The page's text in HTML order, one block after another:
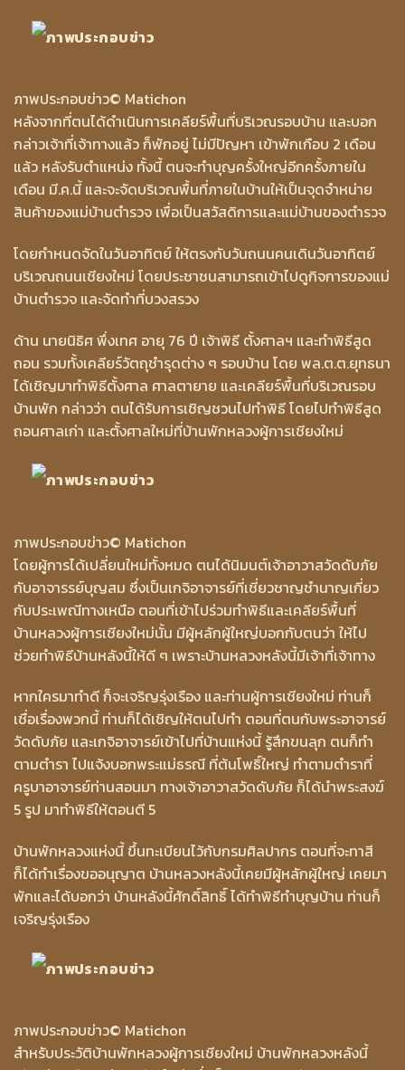
ภาพประกอบข่าว© Matichon
หลังจากที่ตนได้ดำเนินการเคลียร์พื้นที่บริเวณรอบบ้าน และบอก
กล่าวเจ้าที่เจ้าทางแล้ว ก็พักอยู่ ไม่มีปัญหา เข้าพักเกือบ 2 เดือน
แล้ว หลังรับตำแหน่ง ทั้งนี้ ตนจะทำบุญครั้งใหญ่อีกครั้งภายใน
เดือน มี.ค.นี้ และจะจัดบริเวณพื้นที่ภายในบ้านให้เป็นจุดจำหน่าย
สินค้าของแม่บ้านตำรวจ เพื่อเป็นสวัสดิการและแม่บ้านของตำรวจ
โดยกำหนดจัดในวันอาทิตย์ ให้ตรงกับวันถนนคนเดินวันอาทิตย์
บริเวณถนนเชียงใหม่ โดยประชาชนสามารถเข้าไปดูกิจการของแม่
บ้านตำรวจ และจัดทำที่บวงสรวง
ด้าน นายนิธิศ พึ่งเทศ อายุ 76 ปี เจ้าพิธี ตั้งศาลฯ และทำพิธีสูด
ถอน รวมทั้งเคลียร์วัตถุชำรุดต่าง ๆ รอบบ้าน โดย พล.ต.ต.ยุทธนา
ได้เชิญมาทำพิธีตั้งศาล ศาลตายาย และเคลียร์พื้นที่บริเวณรอบ
บ้านพัก กล่าวว่า ตนได้รับการเชิญชวนไปทำพิธี โดยไปทำพิธีสูด
ถอนศาลเก่า และตั้งศาลใหม่ที่บ้านพักหลวงผู้การเชียงใหม่
ภาพประกอบข่าว© Matichon
โดยผู้การได้เปลี่ยนใหม่ทั้งหมด ตนได้นิมนต์เจ้าอาวาสวัดดับภัย
กับอาจารรย์บุญสม ซึ่งเป็นเกจิอาจารย์ที่เชี่ยวชาญชำนาญเกี่ยว
กับประเพณีทางเหนือ ตอนที่เข้าไปร่วมทำพิธีและเคลียร์พื้นที่
บ้านหลวงผู้การเชียงใหม่นั้น มีผู้หลักผู้ใหญ่บอกกับตนว่า ให้ไป
ช่วยทำพิธีบ้านหลังนี้ให้ดี ๆ เพราะบ้านหลวงหลังนี้มีเจ้าที่เจ้าทาง
หากใครมาทำดี ก็จะเจริญรุ่งเรือง และท่านผู้การเชียงใหม่ ท่านก็
เชื่อเรื่องพวกนี้ ท่านก็ได้เชิญให้ตนไปทำ ตอนที่ตนกับพระอาจารย์
วัดดับภัย และเกจิอาจารย์เข้าไปที่บ้านแห่งนี้ รู้สึกขนลุก ตนก็ทำ
ตามตำรา ไปแจ้งบอกพระแม่ธรณี ที่ต้นโพธิ์ใหญ่ ทำตามตำราที่
ครูบาอาจารย์ท่านสอนมา ทางเจ้าอาวาสวัดดับภัย ก็ได้นำพระสงฆ์
5 รูป มาทำพิธีให้ตอนตี 5
บ้านพักหลวงแห่งนี้ ขึ้นทะเบียนไว้กับกรมศิลปากร ตอนที่จะทาสี
ก็ได้ทำเรื่องขออนุญาต บ้านหลวงหลังนี้เคยมีผู้หลักผู้ใหญ่ เคยมา
พักและได้บอกว่า บ้านหลังนี้ศักดิ์สิทธิ์ ได้ทำพิธีทำบุญบ้าน ท่านก็
เจริญรุ่งเรือง
ภาพประกอบข่าว© Matichon
สำหรับประวัติบ้านพักหลวงผู้การเชียงใหม่ บ้านพักหลวงหลังนี้